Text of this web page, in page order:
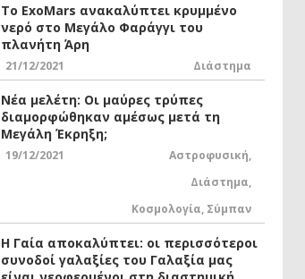
Το ExoMars ανακαλύπτει κρυμμένο
νερό στο Μεγάλο Φαράγγι του
πλανήτη Άρη
21/12/2021 Διάστημα
Νέα μελέτη: Οι μαύρες τρύπες
διαμορφώθηκαν αμέσως μετά τη
Μεγάλη Έκρηξη;
19/12/2021 Αστροφυσική,
Διάστημα,
Κοσμολογία, Σύμπαν
Η Γαία αποκαλύπτει: οι περισσότεροι
συνοδοί γαλαξίες του Γαλαξία μας